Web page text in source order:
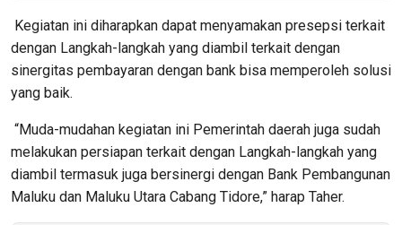
Kegiatan ini diharapkan dapat menyamakan presepsi terkait
dengan Langkah-langkah yang diambil terkait dengan
sinergitas pembayaran dengan bank bisa memperoleh solusi
yang baik.
“Muda-mudahan kegiatan ini Pemerintah daerah juga sudah
melakukan persiapan terkait dengan Langkah-langkah yang
diambil termasuk juga bersinergi dengan Bank Pembangunan
Maluku dan Maluku Utara Cabang Tidore,” harap Taher.